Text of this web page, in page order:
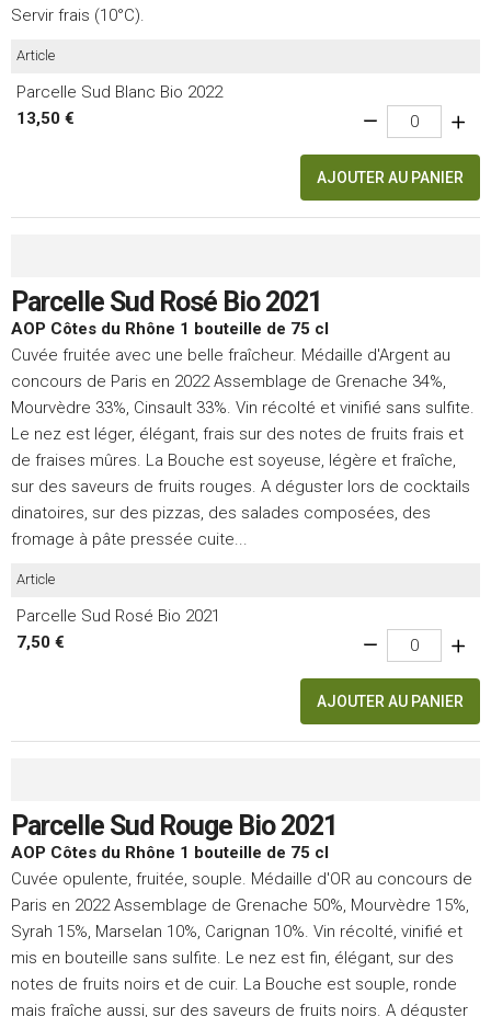
Servir frais (10°C).
Article
Parcelle Sud Blanc Bio 2022
13,50 €
AJOUTER AU PANIER
Parcelle Sud Rosé Bio 2021
AOP Côtes du Rhône 1 bouteille de 75 cl
Cuvée fruitée avec une belle fraîcheur. Médaille d'Argent au
concours de Paris en 2022 Assemblage de Grenache 34%,
Mourvèdre 33%, Cinsault 33%. Vin récolté et vinifié sans sulfite.
Le nez est léger, élégant, frais sur des notes de fruits frais et
de fraises mûres. La Bouche est soyeuse, légère et fraîche,
sur des saveurs de fruits rouges. A déguster lors de cocktails
dinatoires, sur des pizzas, des salades composées, des
fromage à pâte pressée cuite...
Article
Parcelle Sud Rosé Bio 2021
7,50 €
AJOUTER AU PANIER
Parcelle Sud Rouge Bio 2021
AOP Côtes du Rhône 1 bouteille de 75 cl
Cuvée opulente, fruitée, souple. Médaille d'OR au concours de
Paris en 2022 Assemblage de Grenache 50%, Mourvèdre 15%,
Syrah 15%, Marselan 10%, Carignan 10%. Vin récolté, vinifié et
mis en bouteille sans sulfite. Le nez est fin, élégant, sur des
notes de fruits noirs et de cuir. La Bouche est souple, ronde
mais fraîche aussi, sur des saveurs de fruits noirs. A déguster